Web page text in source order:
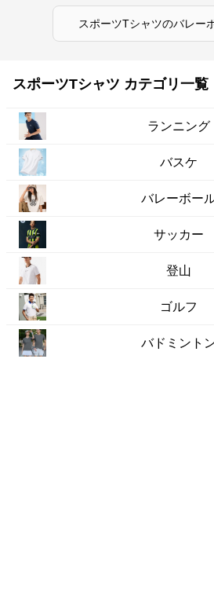
スポーツTシャツのバレー
スポーツTシャツ カテゴリ一覧
ランニング
バスケ
バレーボー
サッカー
登山
ゴルフ
バドミント